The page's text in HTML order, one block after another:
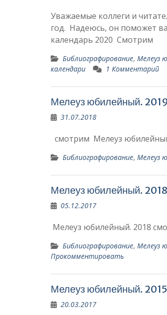
Уважаемые коллеги и
год. Надеюсь, он поможет
календарь 2020 Смотрим
Библиографирование, Мелеуз
календари
1 Комментарий
Мелеуз юбилейный.
31.07.2018
смотрим Мелеуз
Библиографирование, Мелеуз
Мелеуз юбилейный. 2018
05.12.2017
Мелеуз юбилейный. 2018
Библиографирование, Мелеуз
Прокомментировать
Мелеуз юбилейный. 2015
20.03.2017